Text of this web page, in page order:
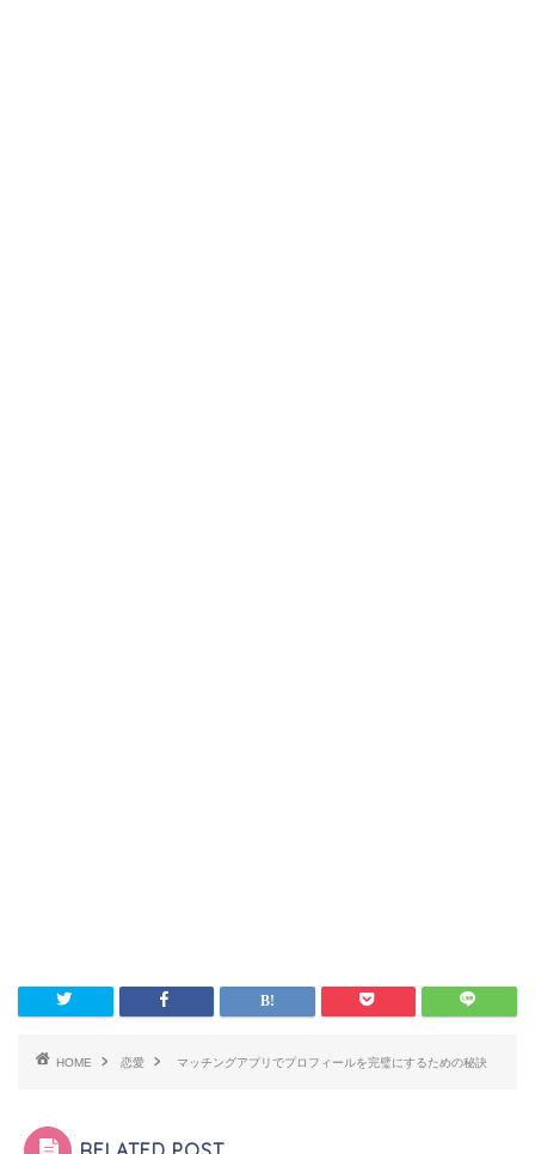
HOME 恋愛 マッチングアプリでプロフィールを完璧にするための秘訣